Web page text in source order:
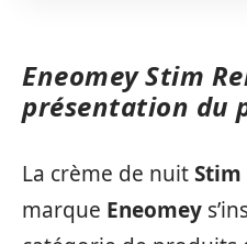
Eneomey Stim
présentation du
La crème de nuitStim
marque Eneomey